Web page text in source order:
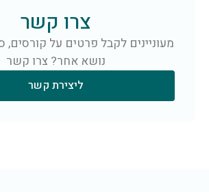
צרו קשר
מעוניינים לקבל פרטים על קורסים,
נושא אחר? צרו קשר
ליצירת קשר